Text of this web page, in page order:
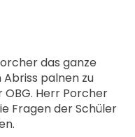
das ganze
Abriss palnen zu
Herr Porcher
Fragen der Schüler